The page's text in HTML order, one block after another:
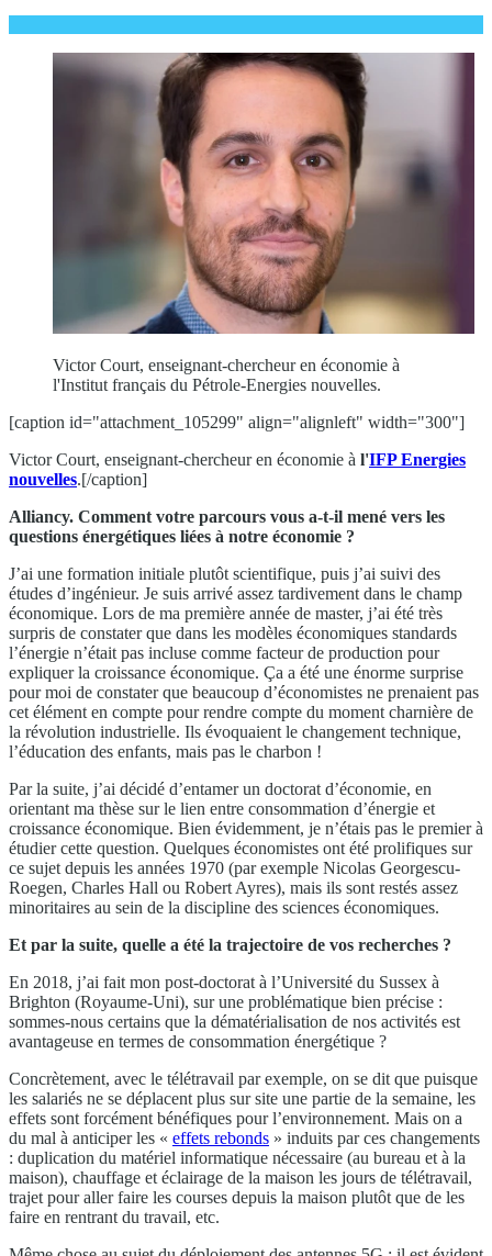
Victor Court, enseignant-chercheur en économie à
l'Institut français du Pétrole-Energies nouvelles.
[caption id="attachment_105299" align="alignleft" width="300"]
Victor Court, enseignant-chercheur en économie à l'IFP Energies
nouvelles.[/caption]
Alliancy. Comment votre parcours vous a-t-il mené vers les
questions énergétiques liées à notre économie ?
J’ai une formation initiale plutôt scientifique, puis j’ai suivi des
études d’ingénieur. Je suis arrivé assez tardivement dans le champ
économique. Lors de ma première année de master, j’ai été très
surpris de constater que dans les modèles économiques standards
l’énergie n’était pas incluse comme facteur de production pour
expliquer la croissance économique. Ça a été une énorme surprise
pour moi de constater que beaucoup d’économistes ne prenaient pas
cet élément en compte pour rendre compte du moment charnière de
la révolution industrielle. Ils évoquaient le changement technique,
l’éducation des enfants, mais pas le charbon !
Par la suite, j’ai décidé d’entamer un doctorat d’économie, en
orientant ma thèse sur le lien entre consommation d’énergie et
croissance économique. Bien évidemment, je n’étais pas le premier à
étudier cette question. Quelques économistes ont été prolifiques sur
ce sujet depuis les années 1970 (par exemple Nicolas Georgescu-
Roegen, Charles Hall ou Robert Ayres), mais ils sont restés assez
minoritaires au sein de la discipline des sciences économiques.
Et par la suite, quelle a été la trajectoire de vos recherches ?
En 2018, j’ai fait mon post-doctorat à l’Université du Sussex à
Brighton (Royaume-Uni), sur une problématique bien précise :
sommes-nous certains que la dématérialisation de nos activités est
avantageuse en termes de consommation énergétique ?
Concrètement, avec le télétravail par exemple, on se dit que puisque
les salariés ne se déplacent plus sur site une partie de la semaine, les
effets sont forcément bénéfiques pour l’environnement. Mais on a
du mal à anticiper les « effets rebonds » induits par ces changements
: duplication du matériel informatique nécessaire (au bureau et à la
maison), chauffage et éclairage de la maison les jours de télétravail,
trajet pour aller faire les courses depuis la maison plutôt que de les
faire en rentrant du travail, etc.